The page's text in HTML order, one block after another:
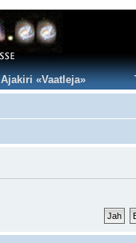
Ajakiri «Vaatleja»